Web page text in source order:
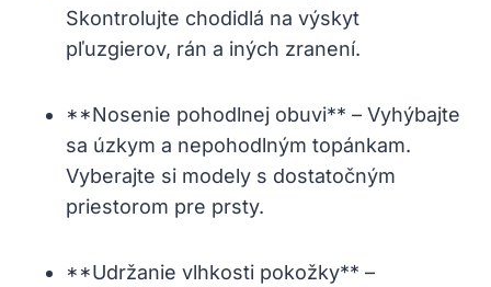
Skontrolujte chodidlá na výskyt
pľuzgierov, rán a iných zranení.
**Nosenie pohodlnej obuvi** – Vyhýbajte
sa úzkym a nepohodlným topánkam.
Vyberajte si modely s dostatočným
priestorom pre prsty.
**Udržanie vlhkosti pokožky** –